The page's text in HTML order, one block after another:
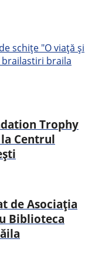
schițe "O viață și
stiri braila
Trophy
Centrul
de Asociația
Biblioteca